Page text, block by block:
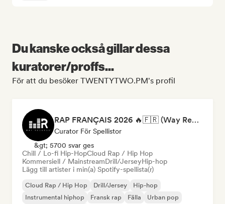
Du kanske också gillar dessa
kuratorer/proffs...
För att du besöker TWENTYTWO.PM's profil
RAP FRANÇAIS 2026 🔥🇫🇷 (Way Records)
Curator För Spellistor
&gt; 5700 svar ges
Chill / Lo-fi Hip-HopCloud Rap / Hip Hop
Kommersiell / MainstreamDrill/JerseyHip-hop
Lägg till artister i min(a) Spotify-spellista(r)
Cloud Rap / Hip Hop Drill/Jersey
Hip-hop
Instrumental hiphop
Fransk rap Fälla
Urban pop